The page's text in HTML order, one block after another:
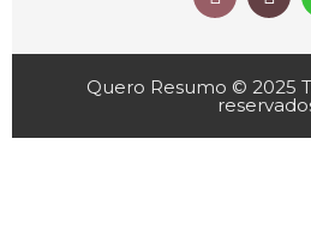
Quero Resumo © 2025